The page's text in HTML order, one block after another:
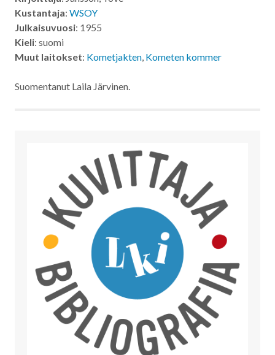
Kustantaja: WSOY
Julkaisuvuosi: 1955
Kieli: suomi
Muut laitokset: Kometjakten, Kometen kommer
Suomentanut Laila Järvinen.